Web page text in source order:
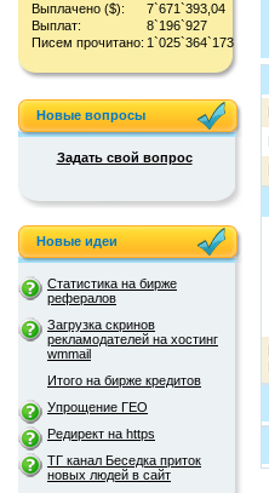
Выплачено ($):
7`671`393,04
Выплат:
8`196`927
Писем прочитано: 1`025`364`173
Новые вопросы
Задать свой вопрос
Новые идеи
Статистика на бирже
рефералов
Загрузка скринов
рекламодателей на хостинг
wmmail
Итого на бирже кредитов
Упрощение ГЕО
Редирект на https
ТГ канал Беседка приток
новых людей в сайт